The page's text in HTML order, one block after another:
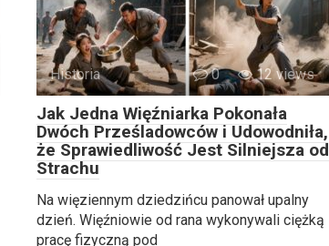
Historia 0 12 views
Jak Jedna Więźniarka Pokonała
Dwóch Prześladowców i Udowodniła,
że Sprawiedliwość Jest Silniejsza od
Strachu
Na więziennym dziedzińcu panował upalny
dzień. Więźniowie od rana wykonywali ciężką
pracę fizyczną pod